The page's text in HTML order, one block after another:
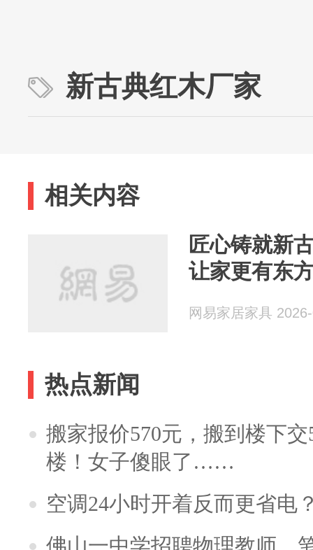
新古典红木厂家
相关内容
匠心铸就新
让家更有东
网易家居家具
热点新闻
搬家报价570元，搬到楼下
楼！女子傻眼了……
空调24小时开着反而更省电